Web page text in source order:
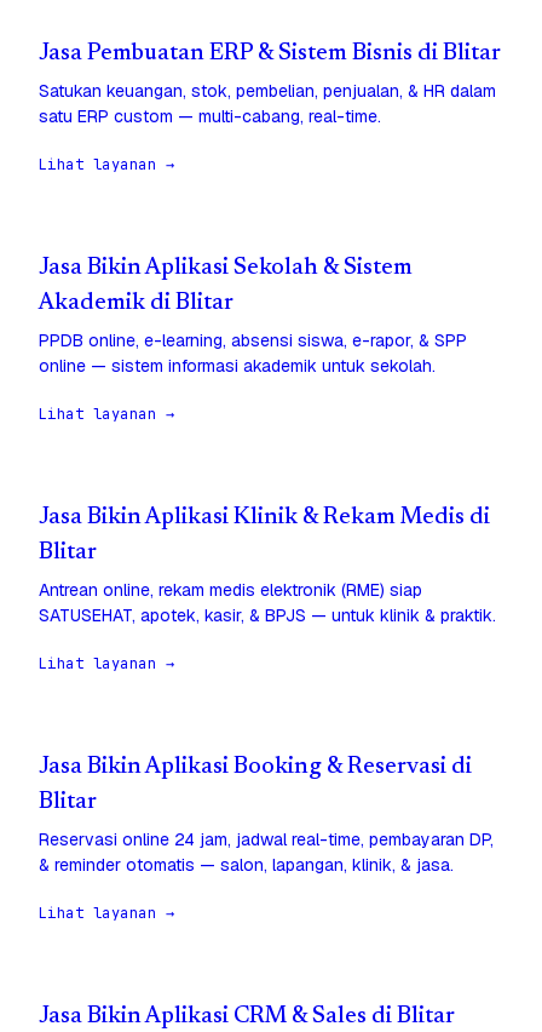
Jasa Pembuatan ERP & Sistem Bisnis di Blitar
Satukan keuangan, stok, pembelian, penjualan, & HR dalam
satu ERP custom — multi-cabang, real-time.
Lihat layanan →
Jasa Bikin Aplikasi Sekolah & Sistem
Akademik di Blitar
PPDB online, e-learning, absensi siswa, e-rapor, & SPP
online — sistem informasi akademik untuk sekolah.
Lihat layanan →
Jasa Bikin Aplikasi Klinik & Rekam Medis di
Blitar
Antrean online, rekam medis elektronik (RME) siap
SATUSEHAT, apotek, kasir, & BPJS — untuk klinik & praktik.
Lihat layanan →
Jasa Bikin Aplikasi Booking & Reservasi di
Blitar
Reservasi online 24 jam, jadwal real-time, pembayaran DP,
& reminder otomatis — salon, lapangan, klinik, & jasa.
Lihat layanan →
Jasa Bikin Aplikasi CRM & Sales di Blitar